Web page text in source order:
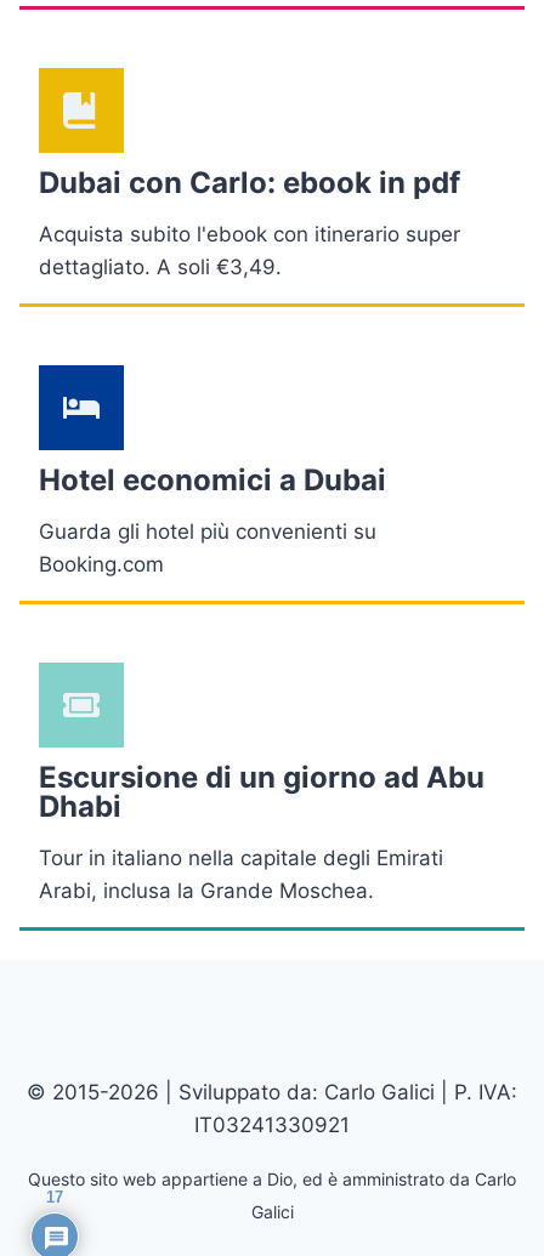
Dubai con Carlo: ebook in pdf
Acquista subito l'ebook con itinerario super
dettagliato. A soli €3,49.
Hotel economici a Dubai
Guarda gli hotel più convenienti su
Booking.com
Escursione di un giorno ad Abu
Dhabi
Tour in italiano nella capitale degli Emirati
Arabi, inclusa la Grande Moschea.
© 2015-2026 | Sviluppato da: Carlo Galici | P. IVA:
IT03241330921
Questo sito web appartiene a Dio, ed è amministrato da Carlo
Galici
17